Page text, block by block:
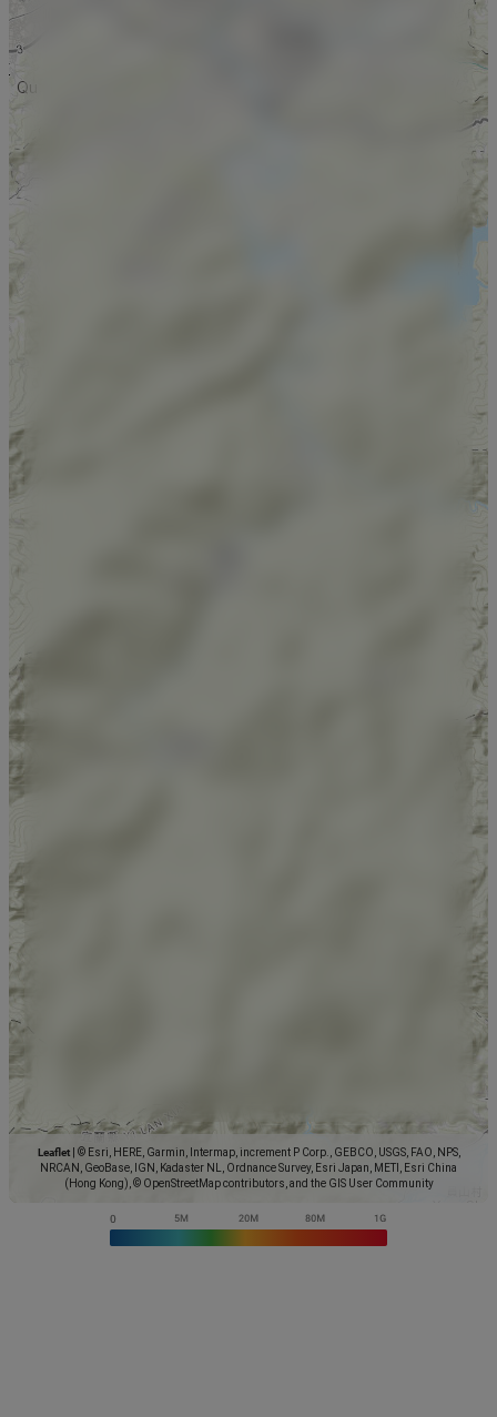
Leaflet
© Esri, HERE, Garmin, Intermap, increment P Corp., GEBCO, USGS, FAO, NPS,
NRCAN, GeoBase, IGN, Kadaster NL, Ordnance Survey, Esri Japan, METI, Esri China
(Hong Kong), © OpenStreetMap contributors, and the GIS User Community